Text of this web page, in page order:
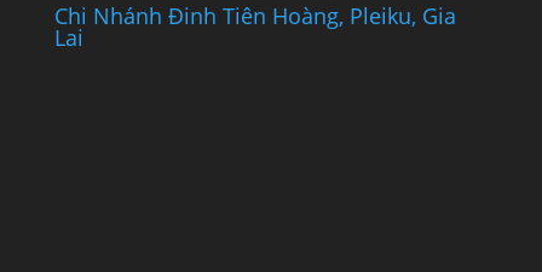
Chi Nhánh Đinh Tiên Hoàng, Pleiku, Gia
Lai